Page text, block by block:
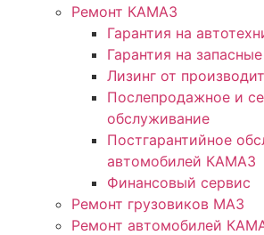
Ремонт КАМАЗ
Гарантия на
Гарантия на
Лизинг от
Послепродажное и
обслуживание
Постгарантийное
автомобилей КАМАЗ
Финансовый сервис
Ремонт грузовиков МАЗ
Ремонт автомобилей